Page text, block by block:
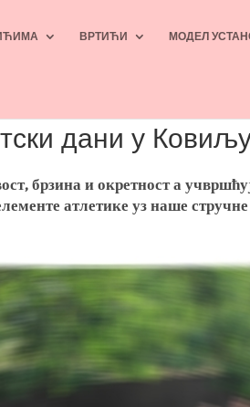
ВРТИЋИ МОДЕЛ
дани у
брзина и окретност а
атлетике уз наше